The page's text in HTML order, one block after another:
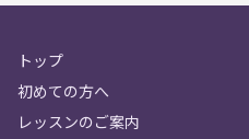
トップ
初めての方へ
レッスンのご案内